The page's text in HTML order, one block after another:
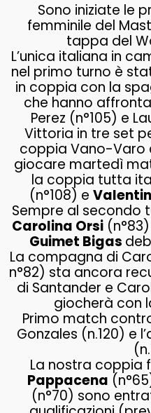
Sono iniziate le
femminile del
tappa del
L’unica italiana in
nel primo turno è
in coppia con la
che hanno
Perez (n°105) e
Vittoria in tre set
coppia Vano-Varo
giocare martedì
la coppia tutta
(n°108) e
Sempre al secondo
Carolina Orsi
Guimet Bigas
La compagna di
n°82) sta ancora
di Santander e
giocherà con
Primo match
Gonzales (n.120) e
La nostra coppia
Pappacena
(n°70) sono